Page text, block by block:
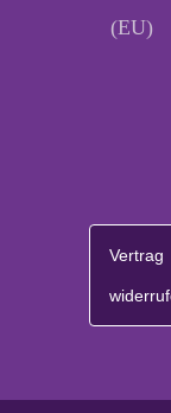
(EU)
Vertrag